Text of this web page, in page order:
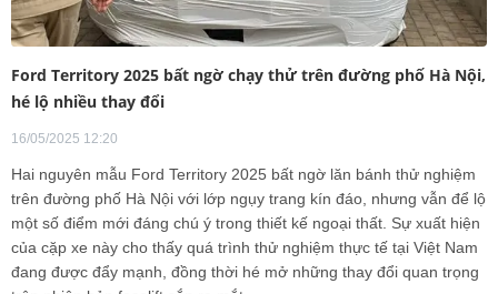
Ford Territory 2025 bất ngờ chạy thử trên đường phố Hà Nội,
hé lộ nhiều thay đổi
16/05/2025 12:20
Hai nguyên mẫu Ford Territory 2025 bất ngờ lăn bánh thử nghiệm
trên đường phố Hà Nội với lớp ngụy trang kín đáo, nhưng vẫn để lộ
một số điểm mới đáng chú ý trong thiết kế ngoại thất. Sự xuất hiện
của cặp xe này cho thấy quá trình thử nghiệm thực tế tại Việt Nam
đang được đẩy mạnh, đồng thời hé mở những thay đổi quan trọng